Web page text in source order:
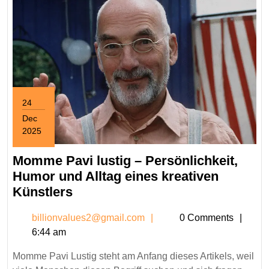
Beziehung
24
Dec
2025
December
24,
2025
Momme Pavi lustig – Persönlichkeit,
Humor und Alltag eines kreativen
KünstlersMomme
lustig
Persönlichkeit,
billionvalues2@gmail.com
0 Comments
6:44 am
Momme Pavi Lustig steht am Anfang dieses Artikels, weil